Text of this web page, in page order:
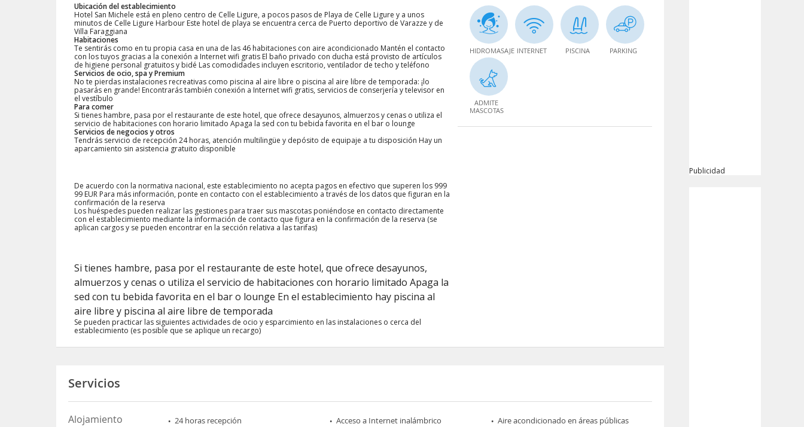
Ubicación del establecimiento
Hotel San Michele está en pleno centro de Celle Ligure, a pocos pasos de Playa de Celle Ligure y a unos
minutos de Celle Ligure Harbour Este hotel de playa se encuentra cerca de Puerto deportivo de Varazze y de
Villa Faraggiana
Habitaciones
Te sentirás como en tu propia casa en una de las 46 habitaciones con aire acondicionado Mantén el contacto
con los tuyos gracias a la conexión a Internet wifi gratis El baño privado con ducha está provisto de artículos
de higiene personal gratuitos y bidé Las comodidades incluyen escritorio, ventilador de techo y teléfono
Servicios de ocio, spa y Premium
No te pierdas instalaciones recreativas como piscina al aire libre o piscina al aire libre de temporada: ¡lo
pasarás en grande! Encontrarás también conexión a Internet wifi gratis, servicios de conserjería y televisor en
el vestíbulo
Para comer
Si tienes hambre, pasa por el restaurante de este hotel, que ofrece desayunos, almuerzos y cenas o utiliza el
servicio de habitaciones con horario limitado Apaga la sed con tu bebida favorita en el bar o lounge
Servicios de negocios y otros
Tendrás servicio de recepción 24 horas, atención multilingüe y depósito de equipaje a tu disposición Hay un
aparcamiento sin asistencia gratuito disponible
De acuerdo con la normativa nacional, este establecimiento no acepta pagos en efectivo que superen los 999
99 EUR Para más información, ponte en contacto con el establecimiento a través de los datos que figuran en la
confirmación de la reserva
Los huéspedes pueden realizar las gestiones para traer sus mascotas poniéndose en contacto directamente
con el establecimiento mediante la información de contacto que figura en la confirmación de la reserva (se
aplican cargos y se pueden encontrar en la sección relativa a las tarifas)
Si tienes hambre, pasa por el restaurante de este hotel, que ofrece desayunos,
almuerzos y cenas o utiliza el servicio de habitaciones con horario limitado Apaga la
sed con tu bebida favorita en el bar o lounge En el establecimiento hay piscina al
aire libre y piscina al aire libre de temporada
Se pueden practicar las siguientes actividades de ocio y esparcimiento en las instalaciones o cerca del
establecimiento (es posible que se aplique un recargo)
HIDROMASAJE INTERNET PISCINA PARKING
ADMITE
MASCOTAS
Servicios
Alojamiento 24 horas recepción Acceso a Internet inalámbrico
Aire acondicionado en áreas públicas
Publicidad